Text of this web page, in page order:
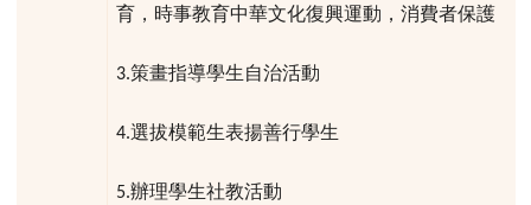
育，時事教育中華文化復興運動，消費者保護
3.策畫指導學生自治活動
4.選拔模範生表揚善行學生
5.辦理學生社教活動